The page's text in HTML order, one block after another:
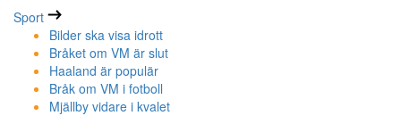
Sport
Bilder ska visa idrott
Bråket om VM är slut
Haaland är populär
Bråk om VM i fotboll
Mjällby vidare i kvalet